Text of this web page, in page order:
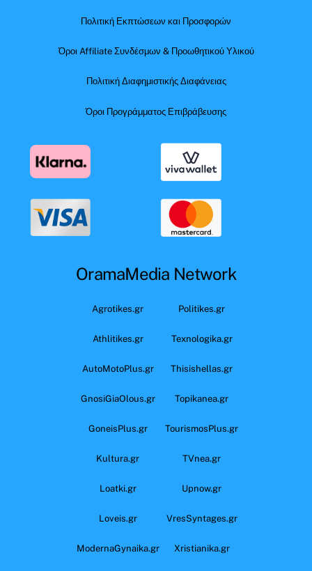
Πολιτική Εκπτώσεων και Προσφορών
Όροι Affiliate Συνδέσμων & Προωθητικού Υλικού
Πολιτική Διαφημιστικής Διαφάνειας
Όροι Προγράμματος Επιβράβευσης
OramaMedia Network
Agrotikes.gr Politikes.gr
Athlitikes.gr Texnologika.gr
AutoMotoPlus.gr Thisishellas.gr
GnosiGiaOlous.gr Topikanea.gr
GoneisPlus.gr TourismosPlus.gr
Kultura.gr TVnea.gr
Loatki.gr Upnow.gr
Loveis.gr VresSyntages.gr
ModernaGynaika.gr Xristianika.gr